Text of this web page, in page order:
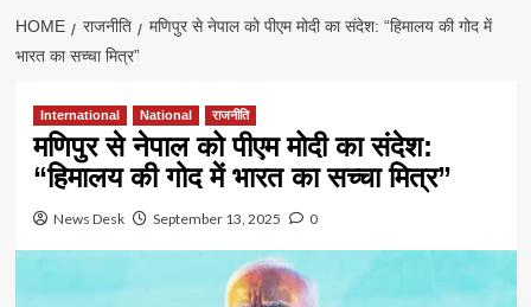
HOME राजनीति
मणिपुर से नेपाल को पीएम मोदी का संदेश: “हिमालय की गोद में
भारत का सच्चा मित्र”
International National राजनीति
मणिपुर से नेपाल को पीएम मोदी का संदेश:
“हिमालय की गोद में भारत का सच्चा मित्र”
News Desk September 13, 2025 0